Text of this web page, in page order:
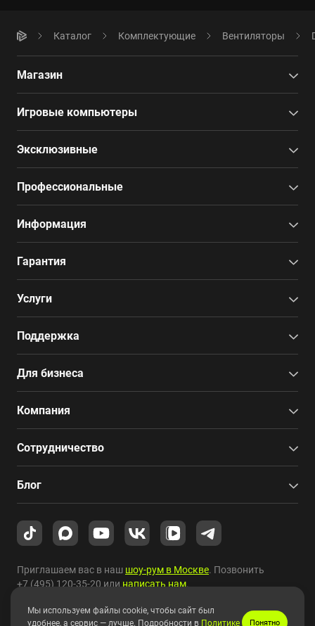
Каталог Комплектующие Вентиляторы
Магазин
Игровые компьютеры
Эксклюзивные
Профессиональные
Информация
Гарантия
Услуги
Поддержка
Для бизнеса
Компания
Сотрудничество
Блог
Приглашаем вас в наш шоу-рум в Москве. Позвонить
+7 (495) 120-35-20илинаписать нам.
Copyright © 2010-2026 HYPERPC.
Мы используем файлы cookie, чтобы сайт был
удобнее, а сервис — лучше. Подробности в Политике Понятно